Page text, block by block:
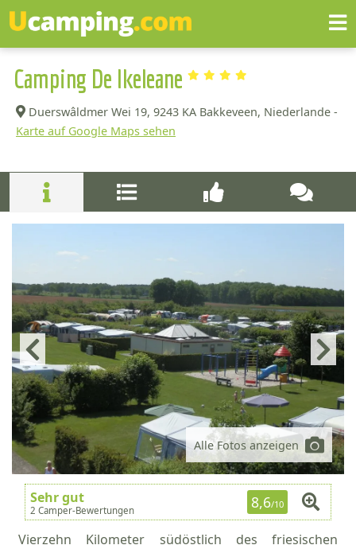
Camping De Ikeleane
Duerswâldmer Wei 19, 9243 KA Bakkeveen, Niederlande -
Karte auf Google Maps sehen
Alle Fotos anzeigen
Sehr gut
2 Camper-Bewertungen 8,6/10
Vierzehn Kilometer südöstlich des friesischen